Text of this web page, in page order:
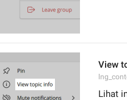
View
Lihat